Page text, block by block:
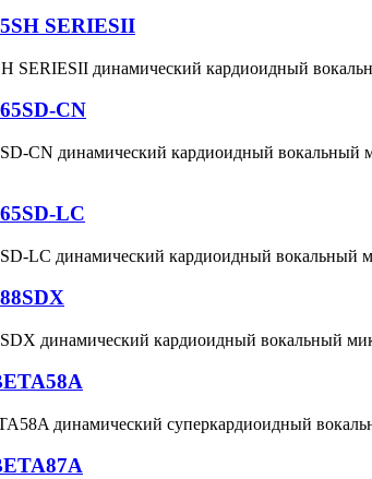
SERIESII
SERIESII динамический кардиоидный
CN
CN динамический кардиоидный вокальный
LC
LC динамический кардиоидный вокальный
динамический кардиоидный вокальный
динамический суперкардиоидный